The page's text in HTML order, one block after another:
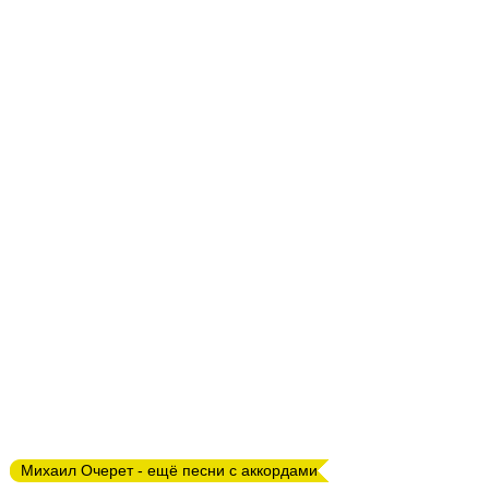
Михаил Очерет - ещё песни с аккордами